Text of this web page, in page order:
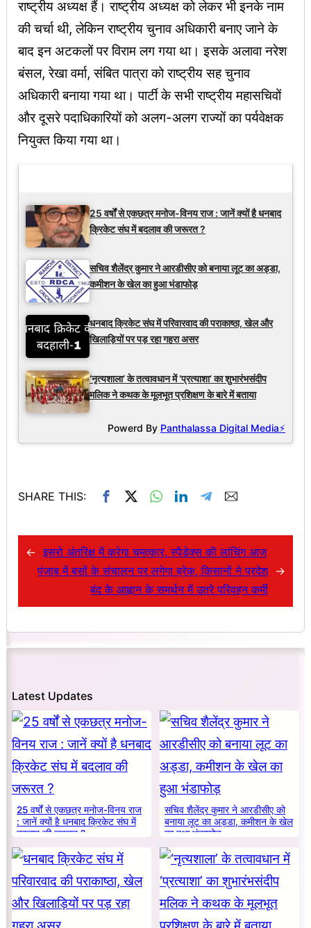
राष्ट्रीय अध्यक्ष हैं। राष्ट्रीय अध्यक्ष को लेकर भी इनके नाम
की चर्चा थी, लेकिन राष्ट्रीय चुनाव अधिकारी बनाए जाने के
बाद इन अटकलों पर विराम लग गया था। इसके अलावा नरेश
बंसल, रेखा वर्मा, संबित पात्रा को राष्ट्रीय सह चुनाव
अधिकारी बनाया गया था। पार्टी के सभी राष्ट्रीय महासचिवों
और दूसरे पदाधिकारियों को अलग-अलग राज्यों का पर्यवेक्षक
नियुक्त किया गया था।
25 वर्षों से एकछत्र मनोज-विनय राज : जानें क्यों है धनबाद
क्रिकेट संघ में बदलाव की जरूरत ?
सचिव शैलेंद्र कुमार ने आरडीसीए को बनाया लूट का अड्डा,
कमीशन के खेल का हुआ भंडाफोड़
धनबाद क्रिकेट संघ में परिवारवाद की पराकाष्ठा, खेल और
खिलाड़ियों पर पड़ रहा गहरा असर
‘नृत्यशाला’ के तत्वावधान में ‘प्रत्याशा’ का शुभारंभसंदीप
मलिक ने कथक के मूलभूत प्रशिक्षण के बारे में बताया
Powerd By Panthalassa Digital Media⚡
SHARE THIS:
← इसरो अंतरिक्ष में करेगा चमत्कार, स्पैडेक्स की लांचिंग आज
पंजाब में बसों के संचालन पर लगेगा ब्रेक, किसानों ने प्रदेश
बंद के आह्वान के समर्थन में उतरे परिवहन कर्मी
→
Latest Updates
25 वर्षों से एकछत्र मनोज-विनय राज
: जानें क्यों है धनबाद क्रिकेट संघ में
बदलाव की जरूरत ?
सचिव शैलेंद्र कुमार ने आरडीसीए को
बनाया लूट का अड्डा, कमीशन के खेल
का हुआ भंडाफोड़